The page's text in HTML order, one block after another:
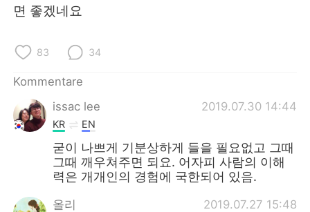
면 좋겠네요
83 34
Kommentare
issac lee
2019.07.30 14:44
KR EN
굳이 나쁘게 기분상하게 들을 필요없고 그때
그때 깨우쳐주면 되요. 어자피 사람의 이해
력은 개개인의 경험에 국한되어 있음.
올리 2019.07.27 15:48